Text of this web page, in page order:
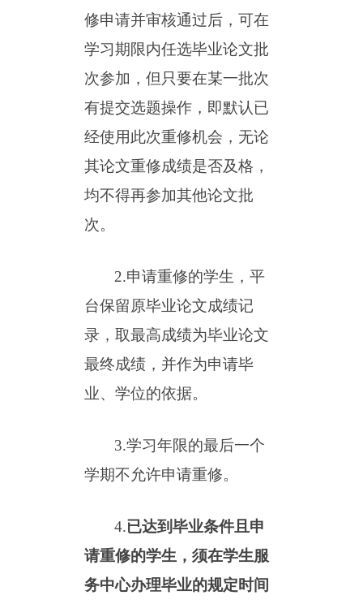
修申请并审核通过后，可在
学习期限内任选毕业论文批
次参加，但只要在某一批次
有提交选题操作，即默认已
经使用此次重修机会，无论
其论文重修成绩是否及格，
均不得再参加其他论文批
次。
2.申请重修的学生，平
台保留原毕业论文成绩记
录，取最高成绩为毕业论文
最终成绩，并作为申请毕
业、学位的依据。
3.学习年限的最后一个
学期不允许申请重修。
4.已达到毕业条件且申
请重修的学生，须在学生服
务中心办理毕业的规定时间